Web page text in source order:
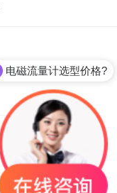
电磁流量计选型价格?